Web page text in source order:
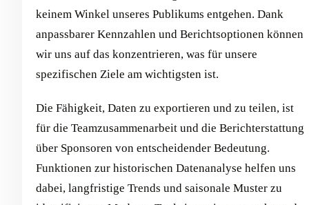
keinem Winkel unseres Publikums entgehen. Dank
anpassbarer Kennzahlen und Berichtsoptionen können
wir uns auf das konzentrieren, was für unsere
spezifischen Ziele am wichtigsten ist.
Die Fähigkeit, Daten zu exportieren und zu teilen, ist
für die Teamzusammenarbeit und die Berichterstattung
über Sponsoren von entscheidender Bedeutung.
Funktionen zur historischen Datenanalyse helfen uns
dabei, langfristige Trends und saisonale Muster zu